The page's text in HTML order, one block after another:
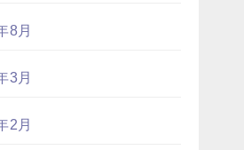
8月
3月
2月